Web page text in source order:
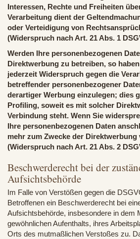
Interessen, Rechte und Freiheiten
Verarbeitung dient der
oder Verteidigung von
(Widerspruch nach Art. 21 Abs. 1
Werden Ihre personenbezogenen
Direktwerbung zu betreiben, so
jederzeit Widerspruch gegen die
betreffender personenbezogener
derartiger Werbung einzulegen; dies
Profiling, soweit es mit solcher
Verbindung steht. Wenn Sie
Ihre personenbezogenen Daten
mehr zum Zwecke der Direktwerbung
(Widerspruch nach Art. 21 Abs. 2
Beschwerderecht bei der
Aufsichtsbehörde
Im Falle von Verstößen gegen die
Betroffenen ein Beschwerderecht bei
Aufsichtsbehörde, insbesondere in dem
gewöhnlichen Aufenthalts, ihres
Orts des mutmaßlichen Verstoßes zu.